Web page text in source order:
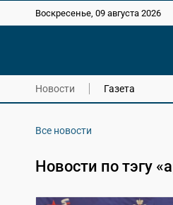
Воскресенье, 09 августа 2026
Новости Газета
Все новости
Новости по тэгу